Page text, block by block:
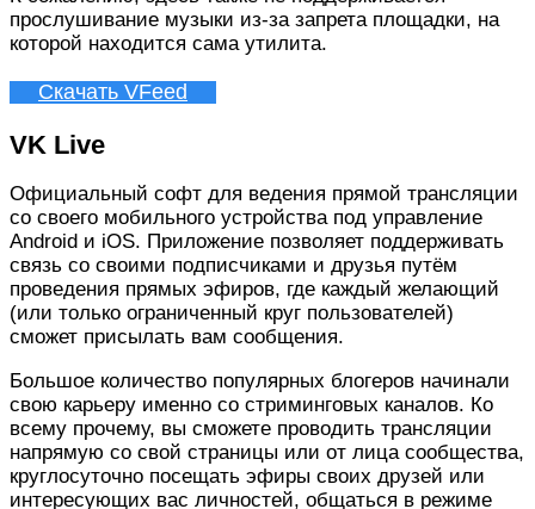
прослушивание музыки из-за запрета площадки, на
которой находится сама утилита.
Скачать VFeed
VK Live
Официальный софт для ведения прямой трансляции
со своего мобильного устройства под управление
Android и iOS. Приложение позволяет поддерживать
связь со своими подписчиками и друзья путём
проведения прямых эфиров, где каждый желающий
(или только ограниченный круг пользователей)
сможет присылать вам сообщения.
Большое количество популярных блогеров начинали
свою карьеру именно со стриминговых каналов. Ко
всему прочему, вы сможете проводить трансляции
напрямую со свой страницы или от лица сообщества,
круглосуточно посещать эфиры своих друзей или
интересующих вас личностей, общаться в режиме